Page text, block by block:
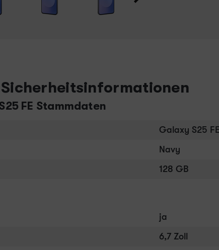
FE Stammdaten
Galaxy S25 FE
Navy
128 GB
ja
6,7 Zoll